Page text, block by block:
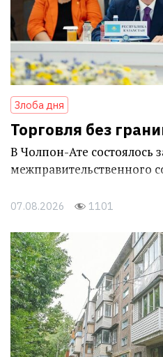
Злоба дня
Торговля без
В Чолпон-Ате состоялось
межправительственного
07.08.2026 1101